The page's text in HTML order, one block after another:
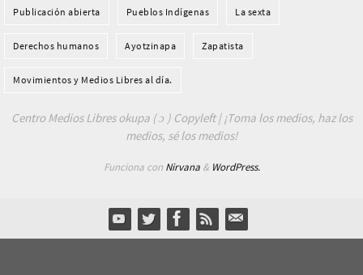
Publicación abierta Pueblos Indí­genas La sexta
Derechos humanos Ayotzinapa Zapatista
Movimientos y Medios Libres al día.
Centro Medios Libres okupa ( ɔ ) Copyleft | ¡Toma los medios, haz los
medios, sé los medios!
Funciona con Nirvana& WordPress.